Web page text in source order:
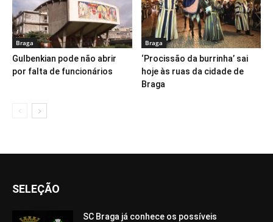
Braga
Gulbenkian pode não abrir
por falta de funcionários
Braga
‘Procissão da burrinha’ sai
hoje às ruas da cidade de
Braga
SELEÇÃO
SC Braga já conhece os possíveis